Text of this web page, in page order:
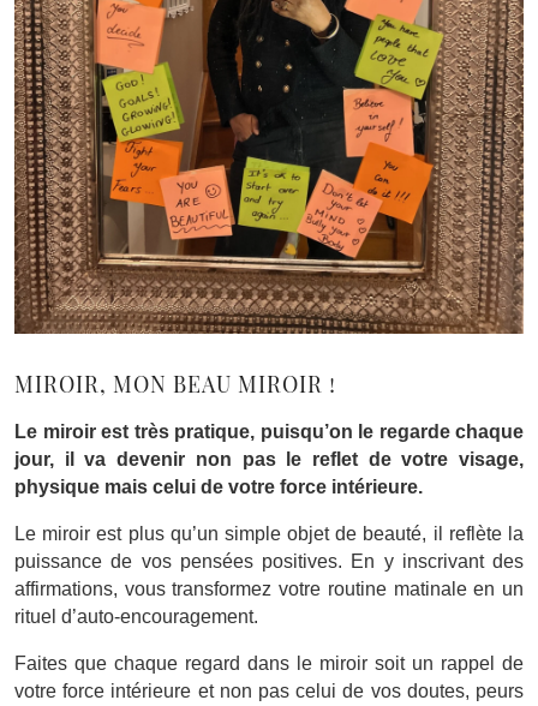
MIROIR, MON BEAU MIROIR !
Le miroir est très pratique, puisqu’on le regarde chaque
jour, il va devenir non pas le reflet de votre visage,
physique mais celui de votre force intérieure.
Le miroir est plus qu’un simple objet de beauté, il reflète la
puissance de vos pensées positives. En y inscrivant des
affirmations, vous transformez votre routine matinale en un
rituel d’auto-encouragement.
Faites que chaque regard dans le miroir soit un rappel de
votre force intérieure et non pas celui de vos doutes, peurs